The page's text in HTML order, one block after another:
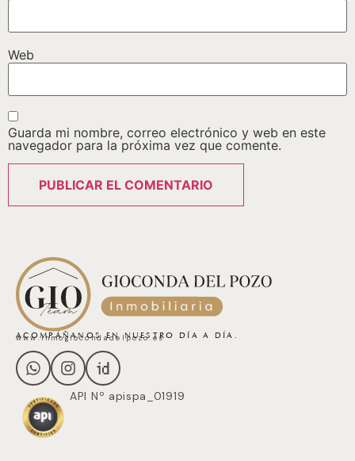
Web
Guarda mi nombre, correo electrónico y web en este
navegador para la próxima vez que comente.
ACOMPÁÑANOS EN NUESTRO DÍA A DÍA.
www.inmogiocondadelpozo.es
API Nº apispa_01919